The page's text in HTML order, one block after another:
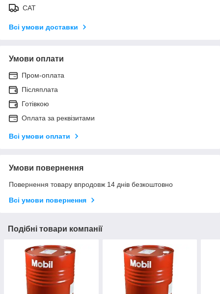
САТ
Всі умови доставки
Умови оплати
Пром-оплата
Післяплата
Готівкою
Оплата за реквізитами
Всі умови оплати
Умови повернення
Повернення товару впродовж 14 днів безкоштовно
Всі умови повернення
Подібні товари компанії